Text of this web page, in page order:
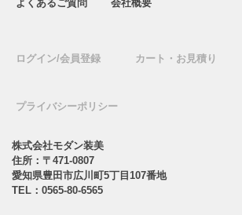
よくあるご質問 会社概要
ログイン/会員登録 カート・お見積り
プライバシーポリシー
株式会社モダン装美
住所：〒471-0807
愛知県豊田市広川町5丁目107番地
TEL： 0565-80-6565